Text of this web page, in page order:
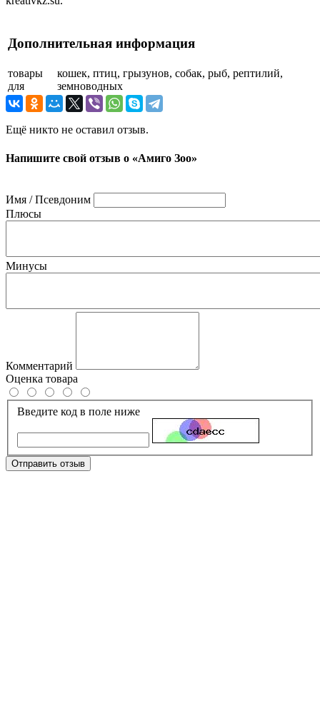
Дополнительная информация
товары
для
кошек, птиц, грызунов, собак, рыб, рептилий,
земноводных
Ещё никто не оставил отзыв.
Напишите свой отзыв о «Амиго Зоо»
Имя / Псевдоним
Плюсы
Минусы
Комментарий
Оценка товара
Введите код в поле ниже
Отправить отзыв